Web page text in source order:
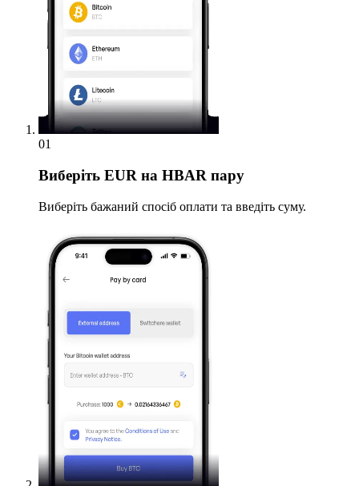
01
Виберіть EUR на HBAR пару
Виберіть бажаний спосіб оплати та введіть суму.